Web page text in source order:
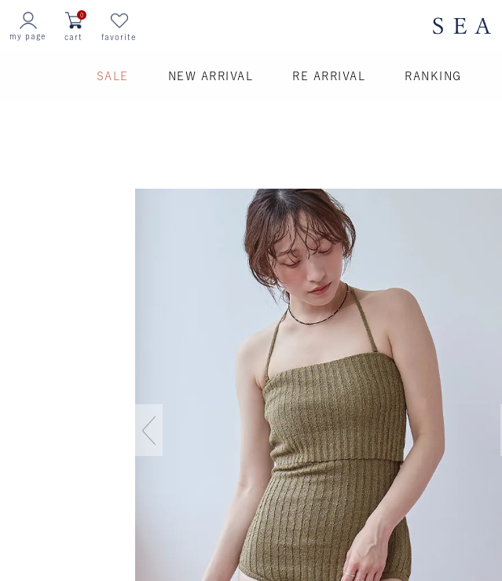
my page cart
0
favorite
SALE NEW ARRIVAL RE ARRIVAL RANKING